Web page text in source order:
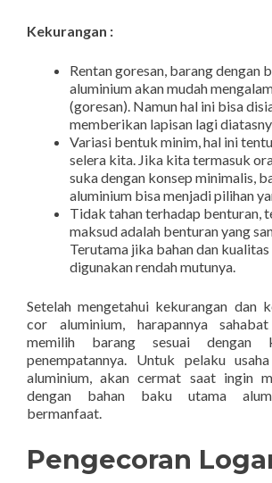
Kekurangan :
Rentan goresan, barang dengan
aluminium akan mudah
(goresan). Namun hal ini bisa
memberikan lapisan lagi
Variasi bentuk minim, hal ini
selera kita. Jika kita termasuk
suka dengan konsep minimalis,
aluminium bisa menjadi pilihan
Tidak tahan terhadap benturan,
maksud adalah benturan yang
Terutama jika bahan dan
digunakan rendah mutunya.
Setelah mengetahui kekurangan dan
cor aluminium, harapannya
memilih barang sesuai dengan
penempatannya. Untuk pelaku
aluminium, akan cermat saat ingin
dengan bahan baku utama
bermanfaat.
Pengecoran